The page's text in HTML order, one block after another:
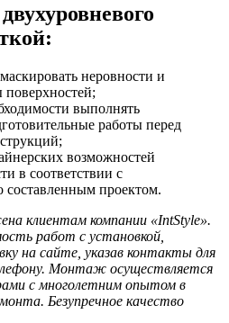
неровности и
поверхностей;
выполнять
работы перед
возможностей
в соответствии с
составленным проектом.
клиентам компании «IntStyle».
работ с установкой,
на сайте, указав контакты для
Монтаж осуществляется
с многолетним опытом в
Безупречное качество